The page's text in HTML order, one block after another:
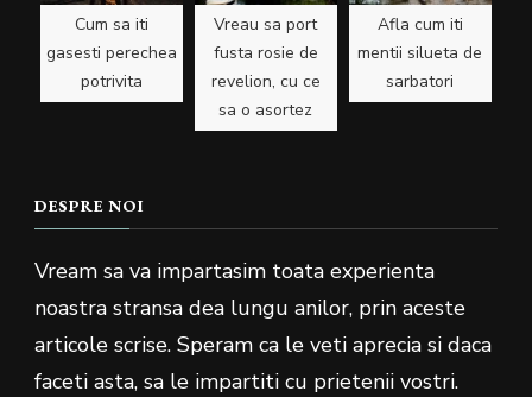
Cum sa iti
gasesti perechea
potrivita
Vreau sa port
fusta rosie de
revelion, cu ce
sa o asortez
Afla cum iti
mentii silueta de
sarbatori
DESPRE NOI
Vream sa va impartasim toata experienta
noastra stransa dea lungu anilor, prin aceste
articole scrise. Speram ca le veti aprecia si daca
faceti asta, sa le impartiti cu prietenii vostri.